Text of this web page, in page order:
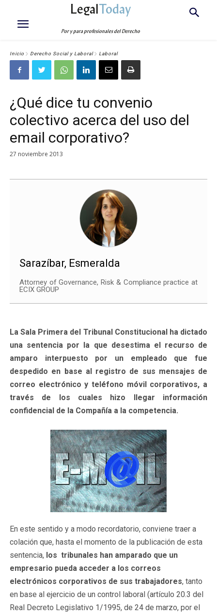
LegalToday
Por y para profesionales del Derecho
Inicio Derecho Social y Laboral Laboral
¿Qué dice tu convenio
colectivo acerca del uso del
email corporativo?
27 noviembre 2013
Sarazíbar, Esmeralda
Attorney of Governance, Risk & Compliance practice at
ECIX GROUP
La Sala Primera del Tribunal Constitucional ha dictado
una sentencia por la que desestima el recurso de
amparo interpuesto por un empleado que fue
despedido en base al registro de sus mensajes de
correo electrónico y teléfono móvil corporativos, a
través de los cuales hizo llegar información
confidencial de la Compañía a la competencia.
En este sentido y a modo recordatorio, conviene traer a
colación que, hasta el momento de la publicación de esta
sentencia, los tribunales han amparado que un
empresario pueda acceder a los correos
electrónicos corporativos de sus trabajadores, tanto
en base al ejercicio de un control laboral (artículo 20.3 del
Real Decreto Legislativo 1/1995, de 24 de marzo, por el